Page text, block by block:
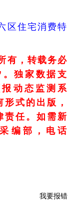
区住宅消费特
有，转载务必
独家数据支
动态监测系
式的出版，
责任。如需新
编部，电话
我要报错